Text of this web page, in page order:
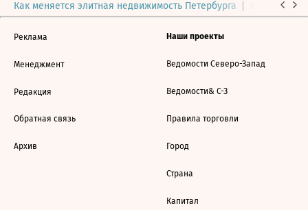
Как меняется элитная недвижимость Петербурга Ситуация
Реклама
Менеджмент
Редакция
Обратная связь
Архив
Наши проекты
Ведомости Северо-Запад
Ведомости& С-З
Правила торговли
Город
Страна
Капитал